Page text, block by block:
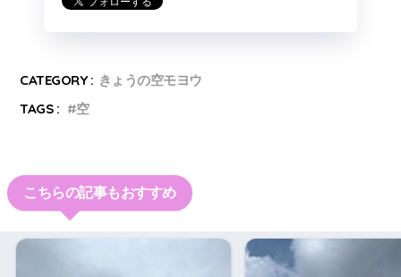
CATEGORY : きょうの空モヨウ
TAGS :
空
こちらの記事もおすすめ